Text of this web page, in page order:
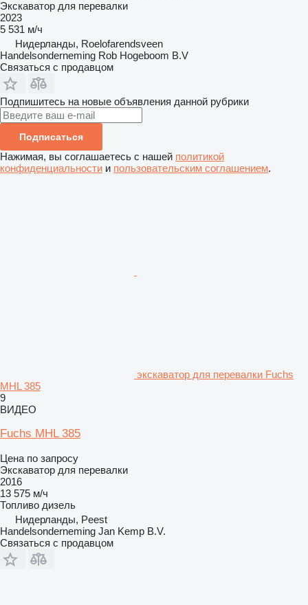
Экскаватор для перевалки
2023
5 531 м/ч
Нидерланды, Roelofarendsveen
Handelsonderneming Rob Hogeboom B.V
Связаться с продавцом
Подпишитесь на новые объявления данной рубрики
Подписаться
Нажимая, вы соглашаетесь с нашей политикой
конфиденциальности и пользовательским соглашением.
экскаватор для перевалки Fuchs
MHL 385
9
ВИДЕО
Fuchs MHL 385
Цена по запросу
Экскаватор для перевалки
2016
13 575 м/ч
Топливо дизель
Нидерланды, Peest
Handelsonderneming Jan Kemp B.V.
Связаться с продавцом